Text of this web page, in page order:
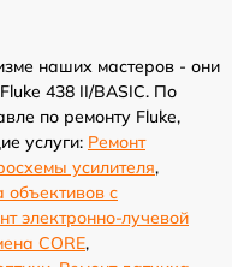
наших мастеров - они
438 II/BASIC. По
по ремонту Fluke,
услуги: Ремонт
усилителя,
объективов с
электронно-лучевой
CORE,